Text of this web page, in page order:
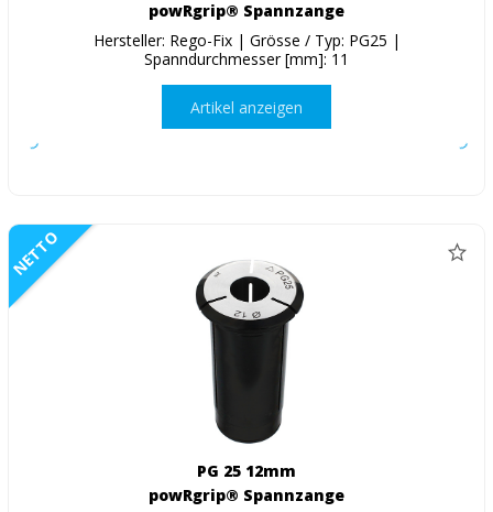
powRgrip® Spannzange
Hersteller: Rego-Fix | Grösse / Typ: PG25 |
Spanndurchmesser [mm]: 11
Artikel anzeigen
NETTO
PG 25 12mm
powRgrip® Spannzange